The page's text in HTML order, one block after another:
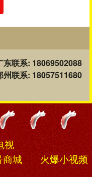
东联系: 18069502088
州联系: 18057511680
视
商城 火爆小视频